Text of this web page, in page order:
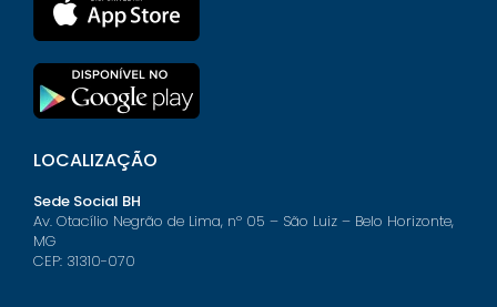
LOCALIZAÇÃO
Sede Social BH
Av. Otacílio Negrão de Lima, nº 05 – São Luiz – Belo Horizonte,
MG
CEP: 31310-070